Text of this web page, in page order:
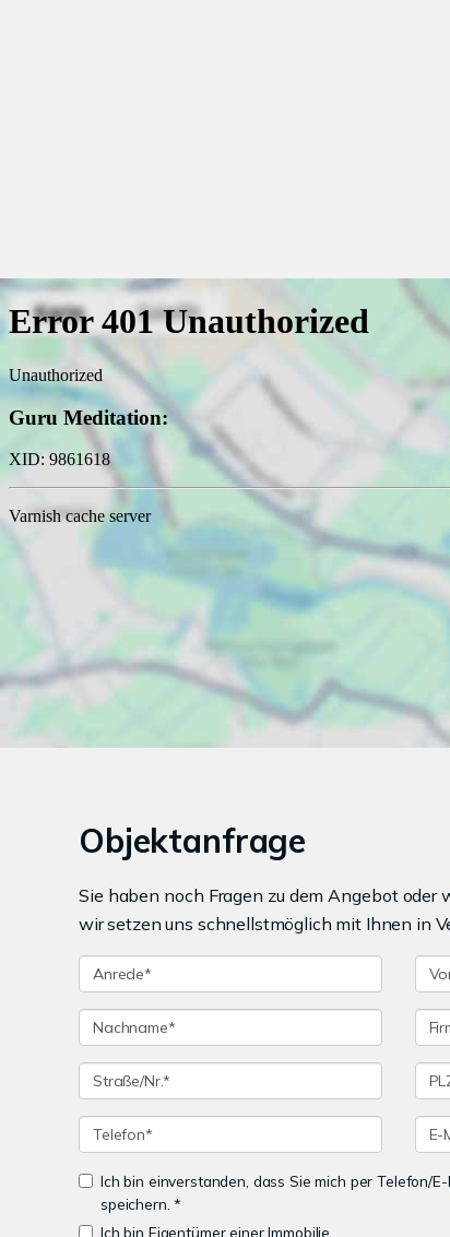
Objektanfrage
Sie haben noch Fragen zu dem Angebot
wir setzen uns schnellstmöglich mit Ihnen in
Ich bin einverstanden, dass Sie mich per Telefon/
speichern. *
Ich bin Eigentümer einer Immobilie.